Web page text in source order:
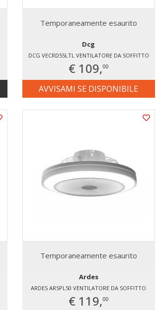
Temporaneamente esaurito
Dcg
DCG VECRD55LTL VENTILATORE DA SOFFITTO
€ 109,00
AVVISAMI SE DISPONIBILE
Temporaneamente esaurito
Ardes
ARDES AR5PL50 VENTILATORE DA SOFFITTO
€ 119,00